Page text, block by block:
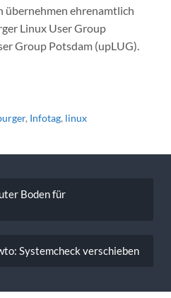
übernehmen ehrenamtlich
Linux User Group
Group Potsdam (upLUG).
, Infotag, linux
Boden für
Systemcheck verschieben